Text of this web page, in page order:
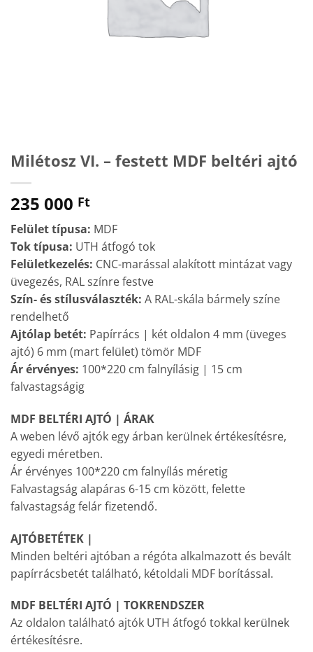
Milétosz VI. – festett MDF beltéri ajtó
235 000 Ft
Felület típusa: MDF
Tok típusa: UTH átfogó tok
Felületkezelés: CNC-marással alakított mintázat vagy
üvegezés, RAL színre festve
Szín- és stílusválaszték: A RAL-skála bármely színe
rendelhető
Ajtólap betét: Papírrács | két oldalon 4 mm (üveges
ajtó) 6 mm (mart felület) tömör MDF
Ár érvényes: 100*220 cm falnyílásig | 15 cm
falvastagságig
MDF BELTÉRI AJTÓ | ÁRAK
A weben lévő ajtók egy árban kerülnek értékesítésre,
egyedi méretben.
Ár érvényes 100*220 cm falnyílás méretig
Falvastagság alapáras 6-15 cm között, felette
falvastagság felár fizetendő.
AJTÓBETÉTEK |
Minden beltéri ajtóban a régóta alkalmazott és bevált
papírrácsbetét található, kétoldali MDF borítással.
MDF BELTÉRI AJTÓ | TOKRENDSZER
Az oldalon található ajtók UTH átfogó tokkal kerülnek
értékesítésre.